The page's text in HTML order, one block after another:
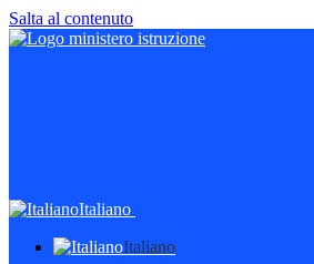
Salta al contenuto
Italiano
Italiano